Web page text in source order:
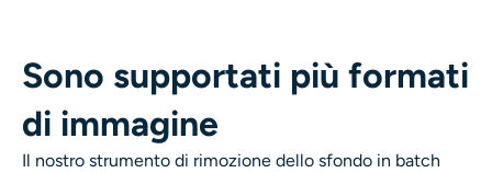
Sono supportati più formati
di immagine
Il nostro strumento di rimozione dello sfondo in batch